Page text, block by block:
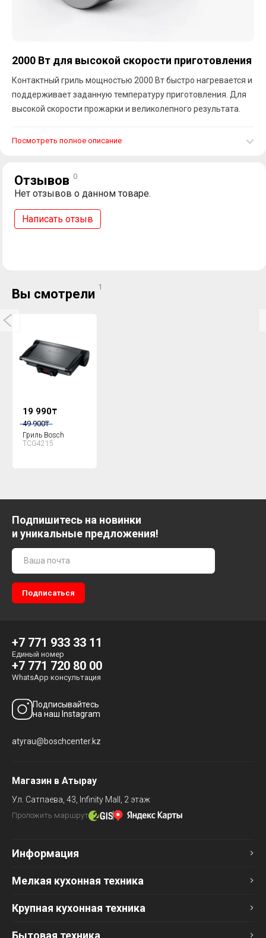
2000 Вт для высокой скорости приготовления
Контактный гриль мощностью 2000 Вт быстро нагревается и
поддерживает заданную температуру приготовления. Для
высокой скорости прожарки и великолепного результата.
Посмотреть полное описание
Отзывов 0
Нет отзывов о данном товаре.
Написать отзыв
Вы смотрели 1
19 990₸
49 900₸
Гриль Bosch
TCG4215
Подпишитесь на новинки
и уникальные предложения!
+7 771 933 33 11
Единый номер
+7 771 720 80 00
WhatsApp консультация
Подписывайтесь
на наш Instagram
atyrau@boschcenter.kz
Магазин в Атырау
Ул. Сатпаева, 43, Infinity Mall, 2 этаж
Проложить маршрут
Информация
Мелкая кухонная техника
Крупная кухонная техника
Бытовая техника